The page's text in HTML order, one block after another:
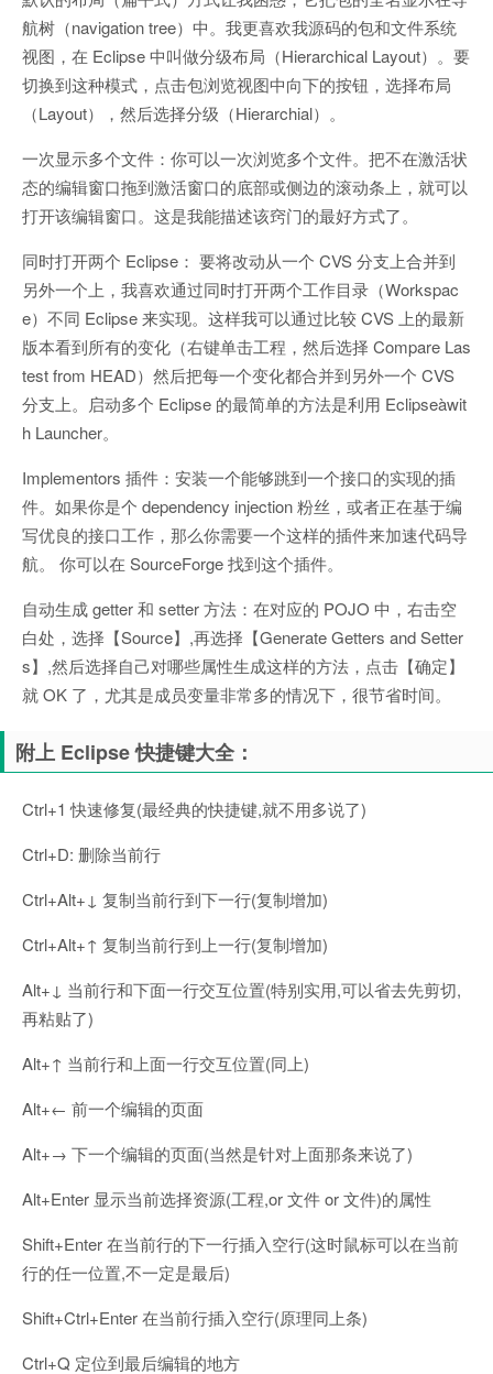
航树（navigation tree）中。我更喜欢我源码的包和文件系统
视图，在 Eclipse 中叫做分级布局（Hierarchical Layout）。要
切换到这种模式，点击包浏览视图中向下的按钮，选择布局
（Layout），然后选择分级（Hierarchial）。
一次显示多个文件：你可以一次浏览多个文件。把不在激活状
态的编辑窗口拖到激活窗口的底部或侧边的滚动条上，就可以
打开该编辑窗口。这是我能描述该窍门的最好方式了。
同时打开两个 Eclipse： 要将改动从一个 CVS 分支上合并到
另外一个上，我喜欢通过同时打开两个工作目录（Workspac
e）不同 Eclipse 来实现。这样我可以通过比较 CVS 上的最新
版本看到所有的变化（右键单击工程，然后选择 Compare Las
test from HEAD）然后把每一个变化都合并到另外一个 CVS
分支上。启动多个 Eclipse 的最简单的方法是利用 Eclipseàwit
h Launcher。
Implementors 插件：安装一个能够跳到一个接口的实现的插
件。如果你是个 dependency injection 粉丝，或者正在基于编
写优良的接口工作，那么你需要一个这样的插件来加速代码导
航。 你可以在 SourceForge 找到这个插件。
自动生成 getter 和 setter 方法：在对应的 POJO 中，右击空
白处，选择【Source】,再选择【Generate Getters and Setter
s】,然后选择自己对哪些属性生成这样的方法，点击【确定】
就 OK 了，尤其是成员变量非常多的情况下，很节省时间。
附上 Eclipse 快捷键大全：
Ctrl+1 快速修复(最经典的快捷键,就不用多说了)
Ctrl+D: 删除当前行
Ctrl+Alt+↓ 复制当前行到下一行(复制增加)
Ctrl+Alt+↑ 复制当前行到上一行(复制增加)
Alt+↓ 当前行和下面一行交互位置(特别实用,可以省去先剪切,
再粘贴了)
Alt+↑ 当前行和上面一行交互位置(同上)
Alt+← 前一个编辑的页面
Alt+→ 下一个编辑的页面(当然是针对上面那条来说了)
Alt+Enter 显示当前选择资源(工程,or 文件 or 文件)的属性
Shift+Enter 在当前行的下一行插入空行(这时鼠标可以在当前
行的任一位置,不一定是最后)
Shift+Ctrl+Enter 在当前行插入空行(原理同上条)
Ctrl+Q 定位到最后编辑的地方